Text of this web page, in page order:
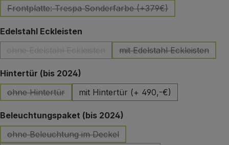
Frontplatte: Trespa Sonderfarbe (+379€)
(Diese Option ist zurzeit nicht verfügbar.)
Edelstahl Eckleisten
(Diese Option ist zurzeit nicht verfügbar.)
mit Edelstahl Eckleisten
(Diese Option ist
Hintertür (bis 2024)
ohne Hintertür
(Diese Option ist zurzeit nicht verfügbar.)
mit Hintertür (+ 490,-€)
Beleuchtungspaket (bis 2024)
ohne Beleuchtung im Deckel
(Diese Option ist zurzeit nicht verfügbar.)